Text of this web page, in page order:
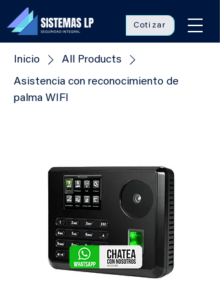
Cotizar
Inicio
All Products
Asistencia con reconocimiento de
palma WIFI